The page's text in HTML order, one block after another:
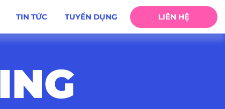
TIN TỨC TUYỂN DỤNG LIÊN HỆ